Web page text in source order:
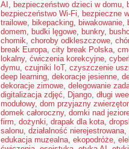
AI , bezpieczeństwo dzieci w domu,
bezpieczeństwo Wi-Fi, bezpieczne
trailowe, bikepacking, biwakowanie,
domem, budki lęgowe, bunkry,
chomik, choroby odkleszczowe,
break Europa, city break Polska,
lokalny, ćwiczenia korekcyjne,
dymu, czujniki IoT, czyszczenie
deep learning, dekoracje jesienne,
dekoracje zimowe, delegowanie
digitalizacja zdjęć, Django, długi
modułowy, dom przyjazny
domek całoroczny, domki nad
firm, dożynki, drapak dla kota,
salonu, działalność nierejestrowana,
edukacja muzealna, ekopodróże,